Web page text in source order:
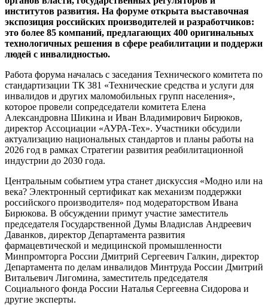
институтов развития. На форуме открыта выставочная
экспозиция российских производителей и разработчиков:
это более 85 компаний, предлагающих 400 оригинальных
технологичных решения в сфере реабилитации и поддержи
людей с инвалидностью.
Работа форума началась с заседания Технического комитета по
стандартизации ТК 381 «Технические средства и услуги для
инвалидов и других маломобильных групп населения»,
которое провели сопредседатели комитета Елена
Александровна Шикина и Иван Владимирович Бирюков,
директор Ассоциации «АУРА-Тех». Участники обсудили
актуализацию национальных стандартов и планы работы на
2026 год в рамках Стратегии развития реабилитационной
индустрии до 2030 года.
Центральным событием утра станет дискуссия «Модно или на
века? Электронный сертификат как механизм поддержки
российского производителя» под модераторством Ивана
Бирюкова. В обсуждении примут участие заместитель
председателя Государственной Думы Владислав Андреевич
Даванков, директор Департамента развития
фармацевтической и медицинской промышленности
Минпромторга России Дмитрий Сергеевич Галкин, директор
Департамента по делам инвалидов Минтруда России Дмитрий
Витальевич Лигомина, заместитель председателя
Социального фонда России Наталья Сергеевна Сидорова и
другие эксперты.